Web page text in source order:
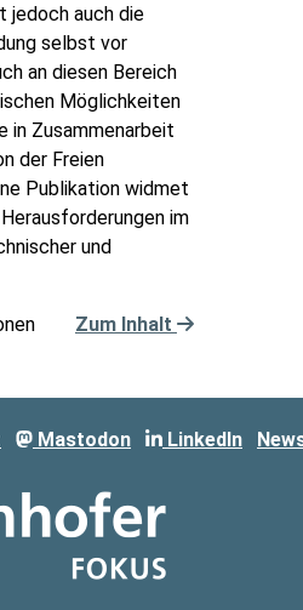
jedoch auch die
selbst vor
an diesen Bereich
Möglichkeiten
in Zusammenarbeit
der Freien
Publikation widmet
im
und
Zum Inhalt
Mastodon LinkedIn